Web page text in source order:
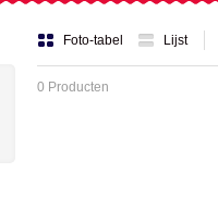
Foto-tabel Lijst
0 Producten